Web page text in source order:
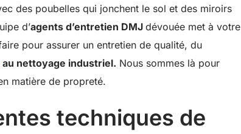
des poubelles qui jonchent le sol et des miroirs
d’agents d’entretien DMJ dévouée met à votre
pour assurer un entretien de qualité, du
au nettoyage industriel. Nous sommes là pour
matière de propreté.
techniques de